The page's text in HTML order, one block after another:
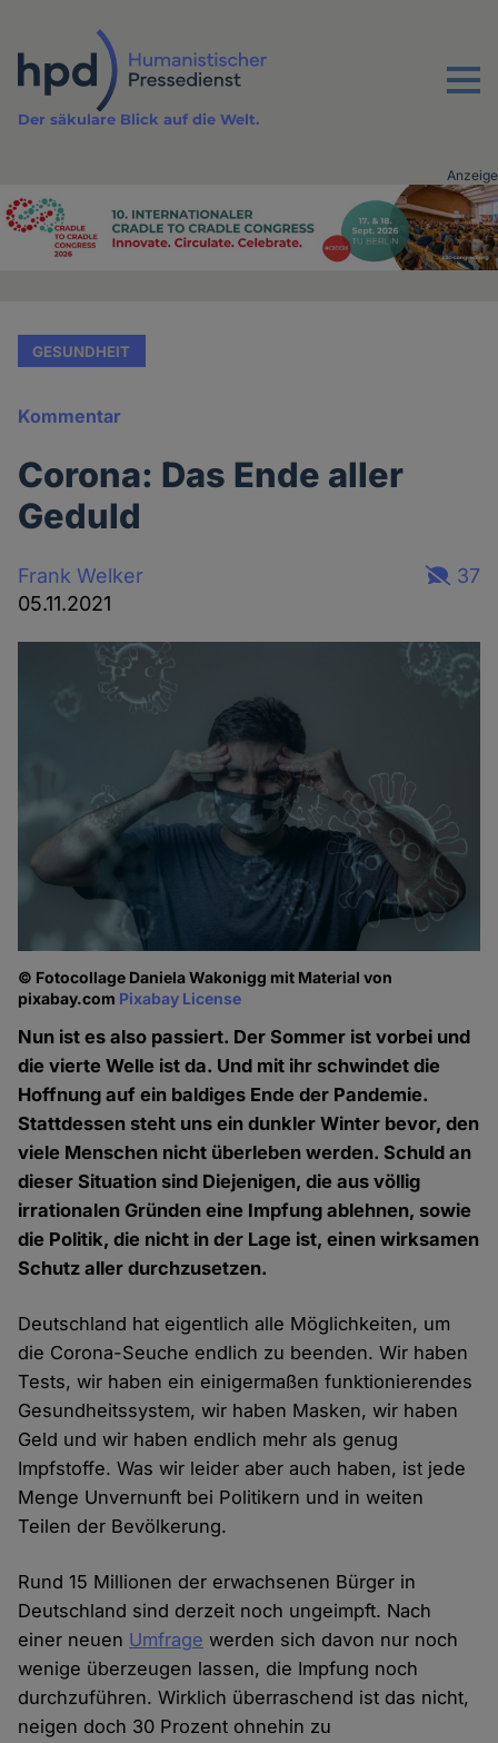
Inhalt
Menu
Der säkulare Blick auf die Welt.
Advertising
Anzeige
GESUNDHEIT
Kommentar
Corona: Das Ende aller
Geduld
Frank Welker
05.11.2021
37
© Fotocollage Daniela Wakonigg mit Material von
pixabay.com Pixabay License
Nun ist es also passiert. Der Sommer ist vorbei und
die vierte Welle ist da. Und mit ihr schwindet die
Hoffnung auf ein baldiges Ende der Pandemie.
Stattdessen steht uns ein dunkler Winter bevor, den
viele Menschen nicht überleben werden. Schuld an
dieser Situation sind Diejenigen, die aus völlig
irrationalen Gründen eine Impfung ablehnen, sowie
die Politik, die nicht in der Lage ist, einen wirksamen
Schutz aller durchzusetzen.
Deutschland hat eigentlich alle Möglichkeiten, um
die Corona-Seuche endlich zu beenden. Wir haben
Tests, wir haben ein einigermaßen funktionierendes
Gesundheitssystem, wir haben Masken, wir haben
Geld und wir haben endlich mehr als genug
Impfstoffe. Was wir leider aber auch haben, ist jede
Menge Unvernunft bei Politikern und in weiten
Teilen der Bevölkerung.
Rund 15 Millionen der erwachsenen Bürger in
Deutschland sind derzeit noch ungeimpft. Nach
einer neuen Umfrage werden sich davon nur noch
wenige überzeugen lassen, die Impfung noch
durchzuführen. Wirklich überraschend ist das nicht,
neigen doch 30 Prozent ohnehin zu